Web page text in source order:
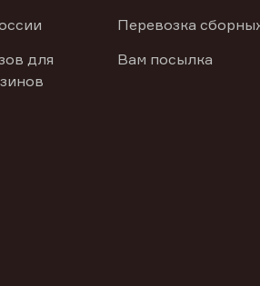
для
Перевозка
Вам посылка